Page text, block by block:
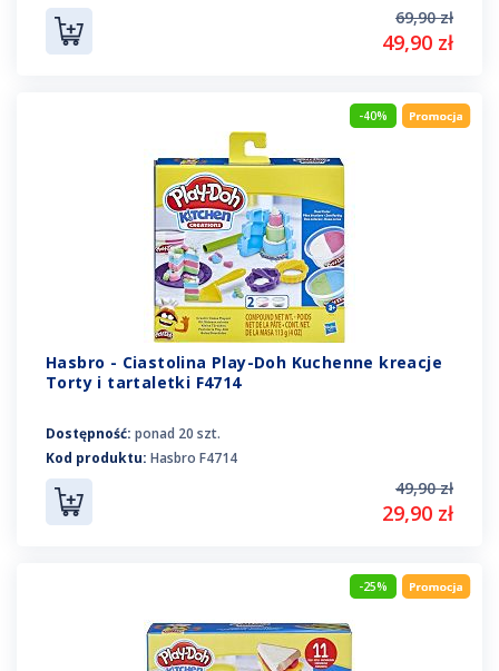
69,90 zł
49,90 zł
-40%
Hasbro - Ciastolina Play-Doh Kuchenne kreacje
Torty i tartaletki F4714
Dostępność: ponad 20 szt.
Kod produktu: Hasbro F4714
49,90 zł
29,90 zł
-25%